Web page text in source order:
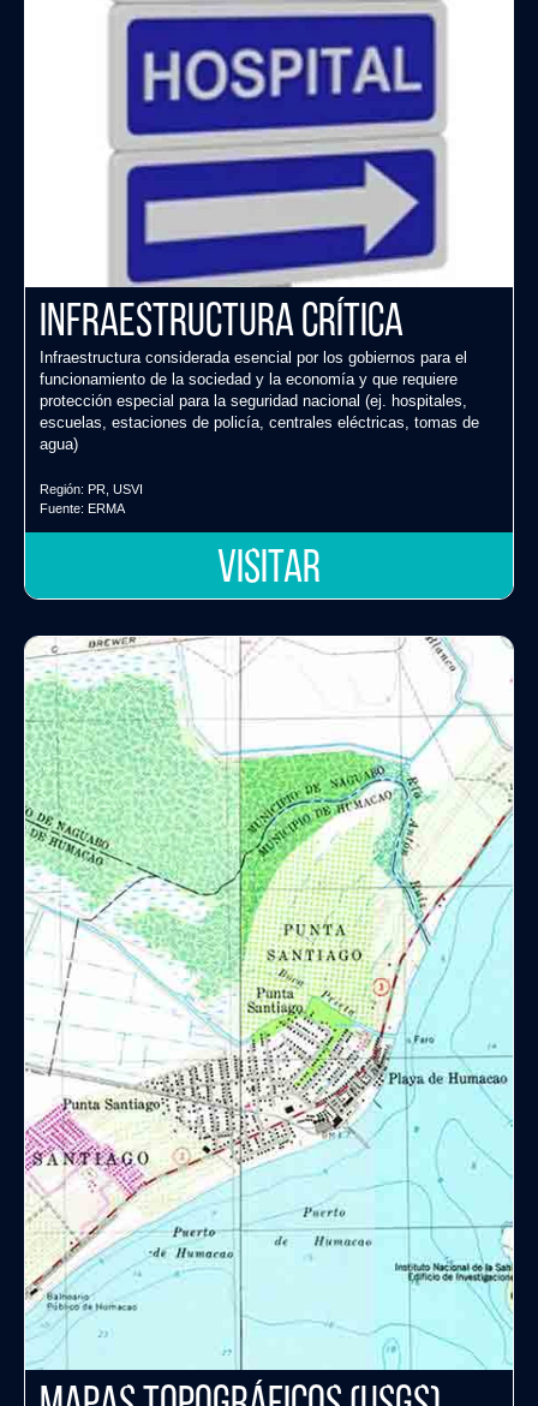
Infraestructura crítica
Infraestructura considerada esencial por los gobiernos para el
funcionamiento de la sociedad y la economía y que requiere
protección especial para la seguridad nacional (ej. hospitales,
escuelas, estaciones de policía, centrales eléctricas, tomas de
agua)
Región: PR USVI
Fuente: ERMA
VISITAR